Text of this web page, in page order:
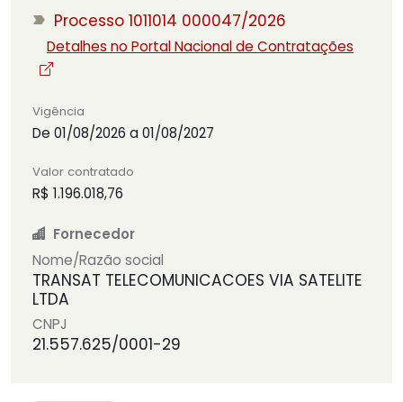
Processo 1011014 000047/2026
Detalhes no Portal Nacional de Contratações
Vigência
De 01/08/2026 a 01/08/2027
Valor contratado
R$ 1.196.018,76
Fornecedor
Nome/Razão social
TRANSAT TELECOMUNICACOES VIA SATELITE
LTDA
CNPJ
21.557.625/0001-29